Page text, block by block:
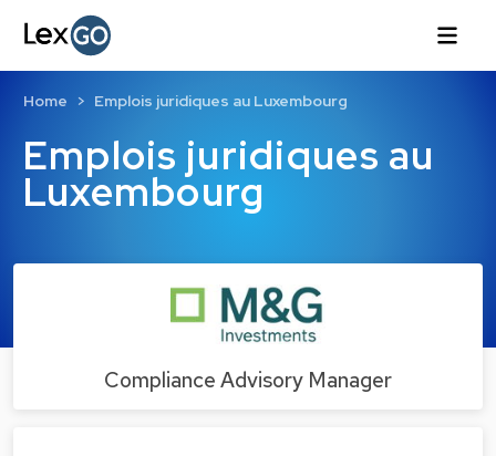
Emplois juridiques au
Luxembourg
Home Emplois juridiques au Luxembourg
Compliance Advisory Manager